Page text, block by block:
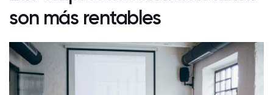
son más rentables